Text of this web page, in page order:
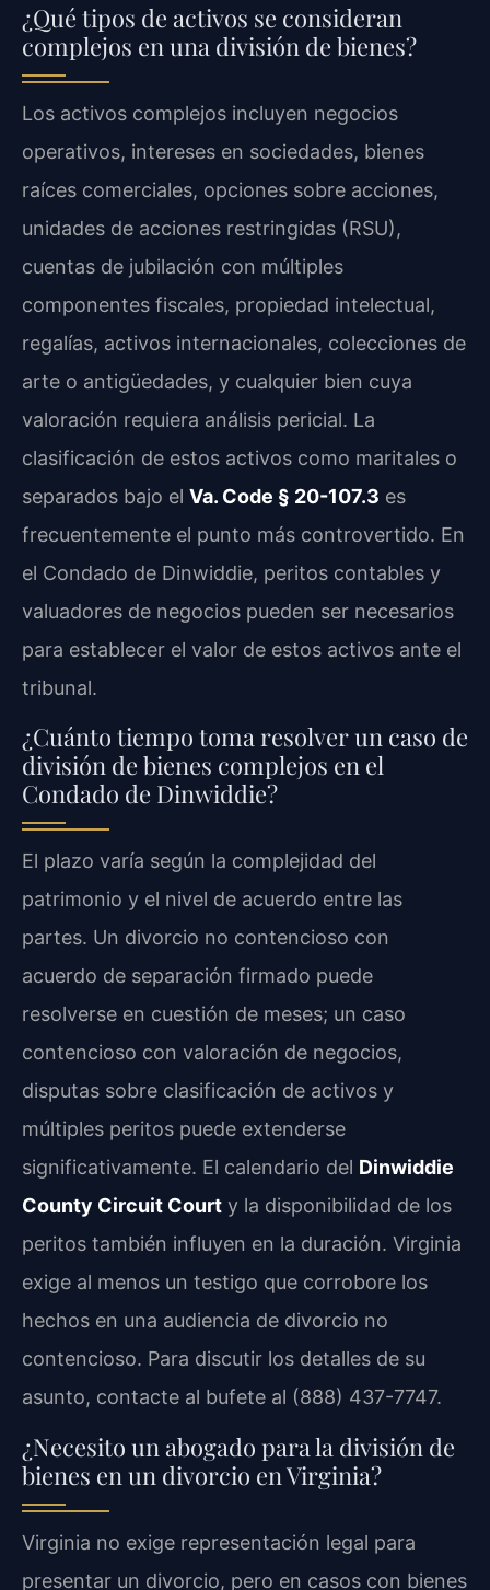
¿Qué tipos de activos se consideran
complejos en una división de bienes?
Los activos complejos incluyen negocios
operativos, intereses en sociedades, bienes
raíces comerciales, opciones sobre acciones,
unidades de acciones restringidas (RSU),
cuentas de jubilación con múltiples
componentes fiscales, propiedad intelectual,
regalías, activos internacionales, colecciones de
arte o antigüedades, y cualquier bien cuya
valoración requiera análisis pericial. La
clasificación de estos activos como maritales o
separados bajo el Va. Code § 20-107.3 es
frecuentemente el punto más controvertido. En
el Condado de Dinwiddie, peritos contables y
valuadores de negocios pueden ser necesarios
para establecer el valor de estos activos ante el
tribunal.
¿Cuánto tiempo toma resolver un caso de
división de bienes complejos en el
Condado de Dinwiddie?
El plazo varía según la complejidad del
patrimonio y el nivel de acuerdo entre las
partes. Un divorcio no contencioso con
acuerdo de separación firmado puede
resolverse en cuestión de meses; un caso
contencioso con valoración de negocios,
disputas sobre clasificación de activos y
múltiples peritos puede extenderse
significativamente. El calendario del Dinwiddie
County Circuit Court y la disponibilidad de los
peritos también influyen en la duración. Virginia
exige al menos un testigo que corrobore los
hechos en una audiencia de divorcio no
contencioso. Para discutir los detalles de su
asunto, contacte al bufete al (888) 437-7747.
¿Necesito un abogado para la división de
bienes en un divorcio en Virginia?
Virginia no exige representación legal para
presentar un divorcio, pero en casos con bienes